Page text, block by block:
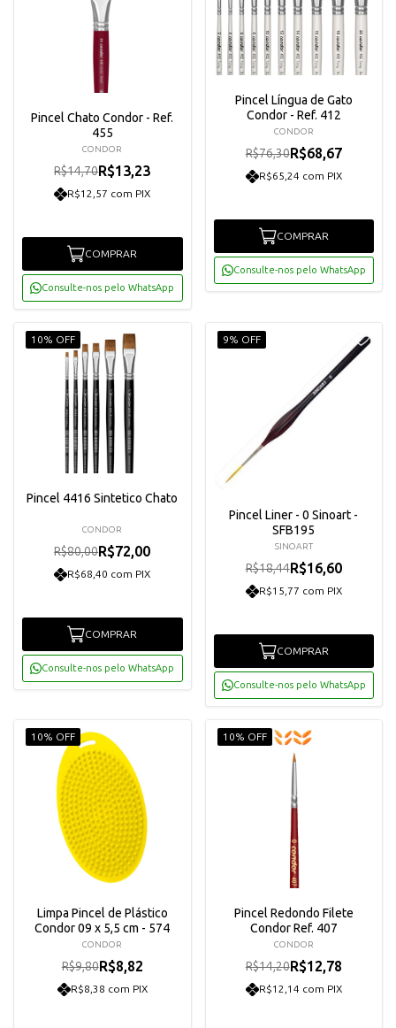
Pincel Chato Condor - Ref.
455
CONDOR
R$14,70R$13,23
R$12,57 com PIX
COMPRAR
Consulte-nos pelo WhatsApp
Pincel Língua de Gato
Condor - Ref. 412
CONDOR
R$76,30R$68,67
R$65,24 com PIX
COMPRAR
Consulte-nos pelo WhatsApp
10% OFF
Pincel 4416 Sintetico Chato
CONDOR
R$80,00R$72,00
R$68,40 com PIX
COMPRAR
Consulte-nos pelo WhatsApp
9% OFF
Pincel Liner - 0 Sinoart -
SFB195
SINOART
R$18,44R$16,60
R$15,77 com PIX
COMPRAR
Consulte-nos pelo WhatsApp
10% OFF
Limpa Pincel de Plástico
Condor 09 x 5,5 cm - 574
CONDOR
R$9,80R$8,82
R$8,38 com PIX
10% OFF
Pincel Redondo Filete
Condor Ref. 407
CONDOR
R$14,20R$12,78
R$12,14 com PIX